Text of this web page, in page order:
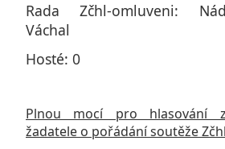
Rada Zčhl-omluveni:
Váchal
Hosté: 0
Plnou mocí pro hlasování
žadatele o pořádání soutěže